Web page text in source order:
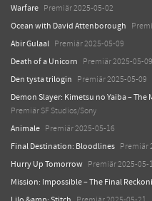
Warfare Premiär 2025-05-02
Ocean with David Attenborough
Abir Gulaal Premiär 2025-05-09
Death of a Unicorn Premiär 2025-05-09
Den tysta trilogin Premiär 2025-05-09
Demon Slayer: Kimetsu no Yaiba – The
Premiär SF Studios/Sony
Animale Premiär 2025-05-16
Final Destination: Bloodlines Premiär
Hurry Up Tomorrow Premiär 2025-05-
Mission: Impossible – The Final